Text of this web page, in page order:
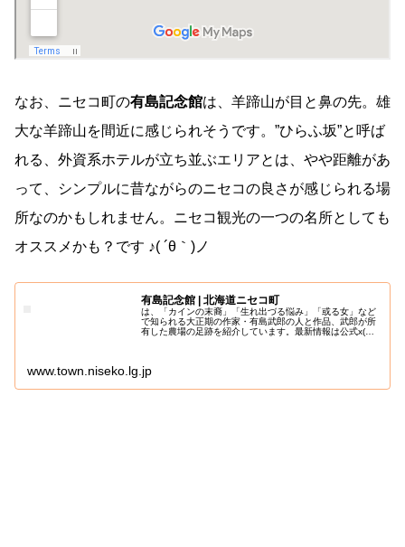
なお、ニセコ町の有島記念館は、羊蹄山が目と鼻の先。雄
大な羊蹄山を間近に感じられそうです。”ひらふ坂”と呼ば
れる、外資系ホテルが立ち並ぶエリアとは、やや距離があ
って、シンプルに昔ながらのニセコの良さが感じられる場
所なのかもしれません。ニセコ観光の一つの名所としても
オススメかも？です ♪( ´θ｀)ノ
有島記念館 | 北海道ニセコ町
は、「カインの末裔」「生れ出づる悩み」「或る女」など
で知られる大正期の作家・有島武郎の人と作品、武郎が所
有した農場の足跡を紹介しています。最新情報は公式x(旧
www.town.niseko.lg.jp